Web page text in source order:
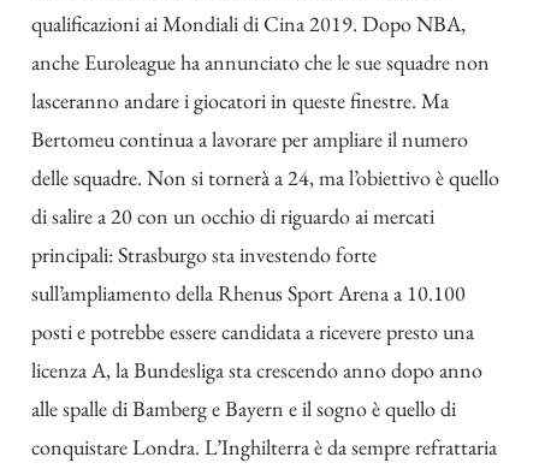
qualificazioni ai Mondiali di Cina 2019. Dopo NBA,
anche Euroleague ha annunciato che le sue squadre non
lasceranno andare i giocatori in queste finestre. Ma
Bertomeu continua a lavorare per ampliare il numero
delle squadre. Non si tornerà a 24, ma l’obiettivo è quello
di salire a 20 con un occhio di riguardo ai mercati
principali:Strasburgo sta investendo forte
sull’ampliamento della Rhenus Sport Arena a 10.100
posti e potrebbe essere candidata a ricevere presto una
licenza A, la Bundesliga sta crescendo anno dopo anno
alle spalle di Bamberg e Bayern e il sogno è quello di
conquistare Londra. L’Inghilterra è da sempre refrattaria